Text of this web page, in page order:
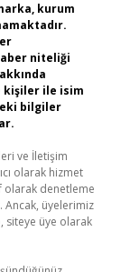
kurum
niteliği
kişiler ile isim
bilgiler
ve İletişim
olarak hizmet
olarak denetleme
Ancak, üyelerimiz
siteye üye olarak